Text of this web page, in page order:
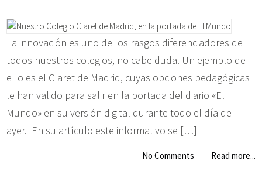
La innovación es uno de los rasgos diferenciadores de
todos nuestros colegios, no cabe duda. Un ejemplo de
ello es el Claret de Madrid, cuyas opciones pedagógicas
le han valido para salir en la portada del diario «El
Mundo» en su versión digital durante todo el día de
ayer. En su artículo este informativo se […]
No Comments Read more...